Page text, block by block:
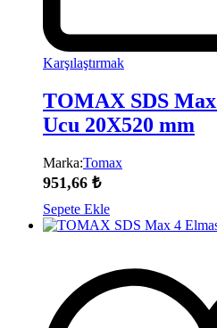
Karşılaştırmak
TOMAX SDS
Ucu 20X520 mm
Marka:Tomax
951,66 ₺
Sepete Ekle